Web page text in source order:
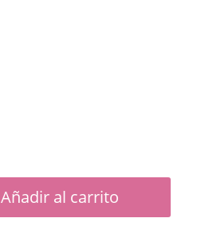
Añadir al carrito